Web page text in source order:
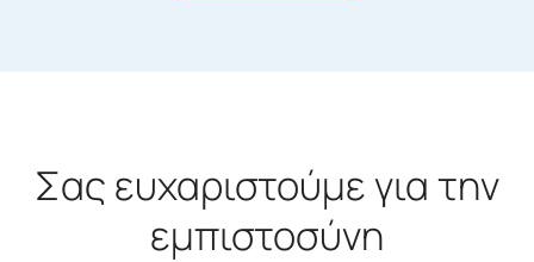
Σας ευχαριστούμε για την
εμπιστοσύνη